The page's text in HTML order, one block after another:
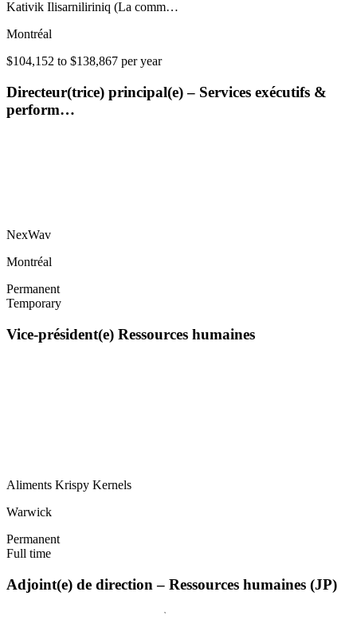
Kativik Ilisarniliriniq (La comm…
Montréal
$104,152 to $138,867 per year
Directeur(trice) principal(e) – Services exécutifs &
perform…
NexWav
Montréal
Permanent
Temporary
Vice-président(e) Ressources humaines
Aliments Krispy Kernels
Warwick
Permanent
Full time
Adjoint(e) de direction – Ressources humaines (JP)